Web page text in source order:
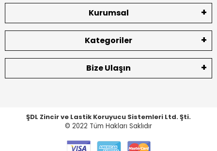
Kurumsal
Kategoriler
Bize Ulaşın
ŞDL Zincir ve Lastik Koruyucu Sistemleri Ltd. Şti.
© 2022 Tüm Hakları Saklıdır